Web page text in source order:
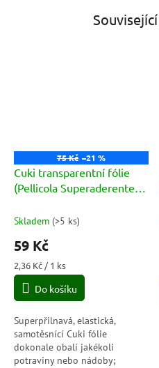
75 Kč –21 %
Cuki transparentní fólie
(Pellicola Superaderente)
Skladem (>5 ks)
59 Kč
Měrná
cena:
2,36 Kč / 1 ks
Do košíku
Superpřilnavá, elastická,
samotěsnící Cuki fólie
dokonale obalí jakékoli
potraviny nebo nádoby;